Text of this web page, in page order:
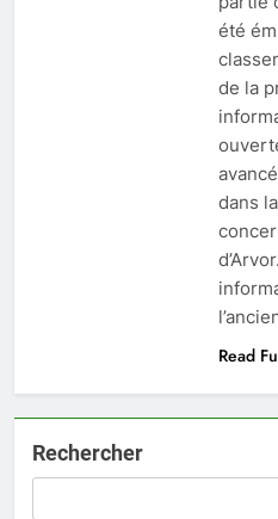
été
de la
dans
Read
Rechercher